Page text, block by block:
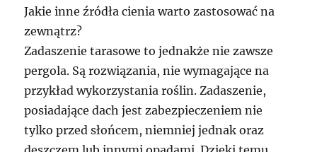
Jakie inne źródła cienia warto zastosować na
zewnątrz?
Zadaszenie tarasowe to jednakże nie zawsze
pergola. Są rozwiązania, nie wymagające na
przykład wykorzystania roślin. Zadaszenie,
posiadające dach jest zabezpieczeniem nie
tylko przed słońcem, niemniej jednak oraz